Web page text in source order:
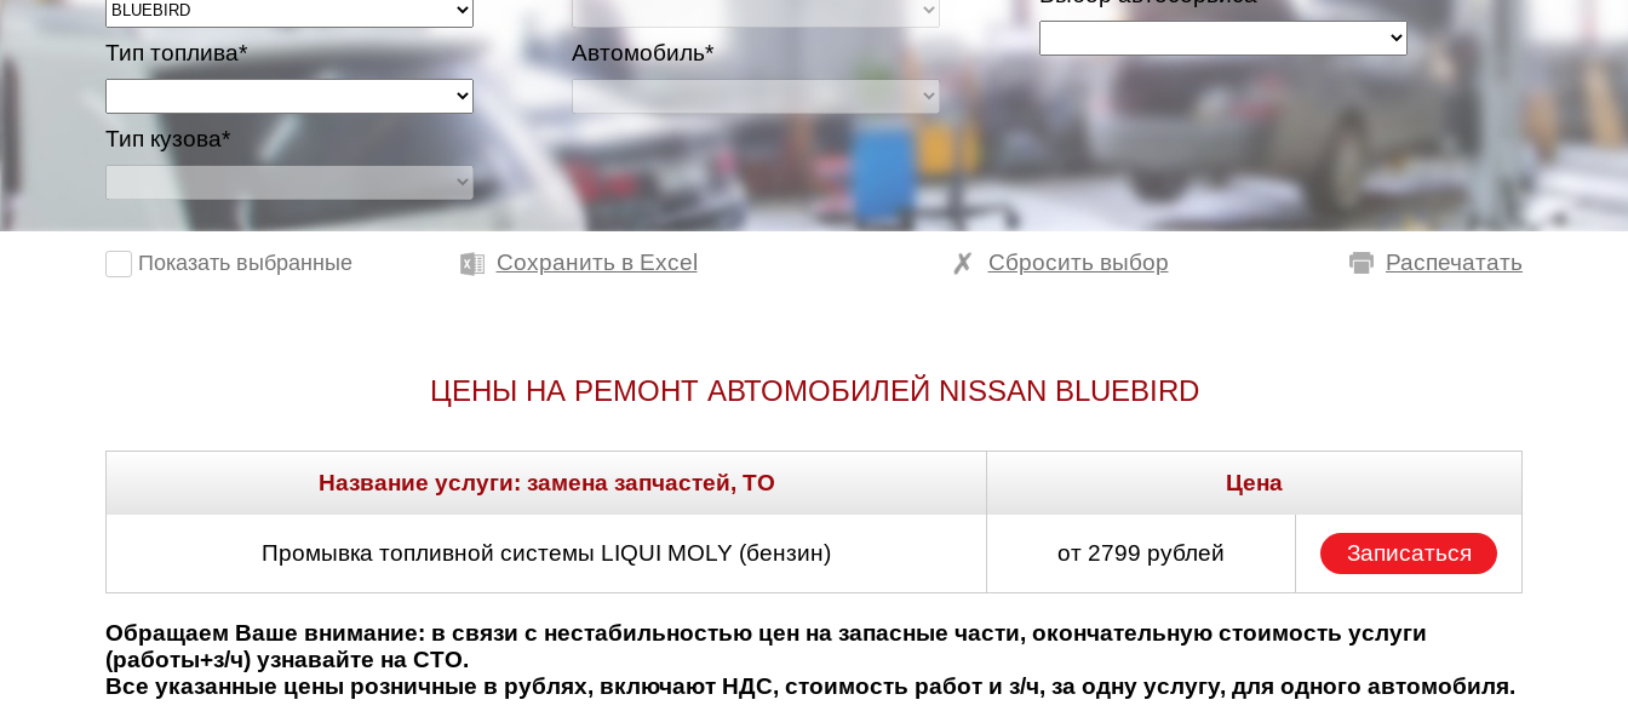
Тип топлива*
Тип кузова*
Автомобиль*
Показать выбранные Сохранить в Excel Распечатать
Сбросить выбор
ЦЕНЫ НА РЕМОНТ АВТОМОБИЛЕЙ NISSAN BLUEBIRD
Название услуги: замена запчастей, ТО Цена
Промывка топливной системы LIQUI MOLY (бензин) от 2799 рублей Записаться
Обращаем Ваше внимание: в связи с нестабильностью цен на запасные части, окончательную стоимость услуги
(работы+з/ч) узнавайте на СТО.
Все указанные цены розничные в рублях, включают НДС, стоимость работ и з/ч, за одну услугу, для одного автомобиля.